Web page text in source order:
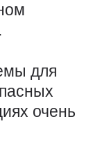
для
очень